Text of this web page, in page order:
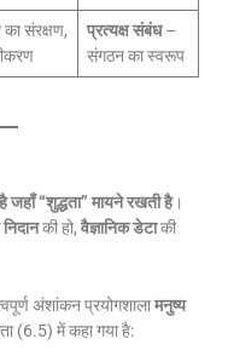
का संरक्षण,
प्रत्यक्ष संबंध–
संगठन का स्वरूप
“शुद्धता” मायने रखती है।
की हो, वैज्ञानिक डेटाकी
अंशांकन प्रयोगशालामनुष्य
(6.5) में कहा गया है: